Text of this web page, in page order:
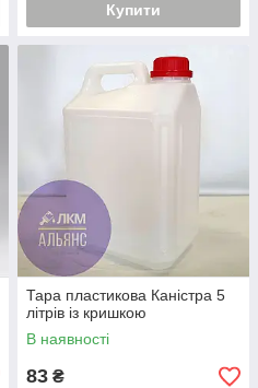
Купити
Тара пластикова Каністра 5
літрів із кришкою
В наявності
83 ₴